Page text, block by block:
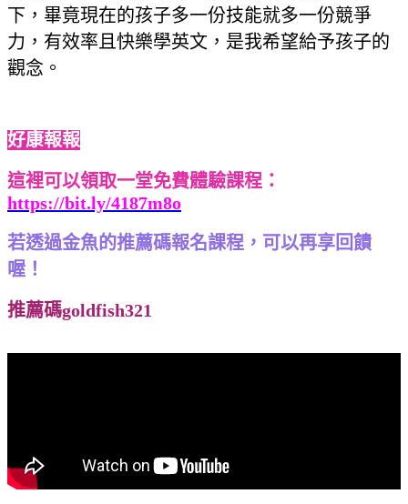
下，畢竟現在的孩子多一份技能就多一份競爭
力，有效率且快樂學英文，是我希望給予孩子的
觀念。
好康報報
這裡可以領取一堂免費體驗課程：
https://bit.ly/4187m8o
若透過金魚的推薦碼報名課程，可以再享回饋
喔！
推薦碼goldfish321